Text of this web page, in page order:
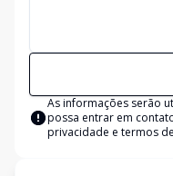
As informações serão
possa entrar em
privacidade e termos